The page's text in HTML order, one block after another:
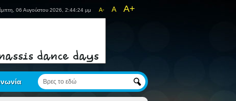
A- A A+
06 Αυγούστου 2026, 2:44:24 μμ